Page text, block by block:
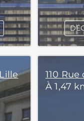
110
À 1,47